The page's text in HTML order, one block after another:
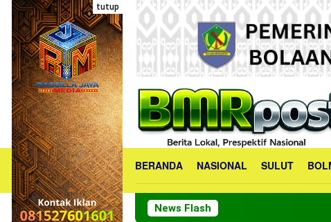
Loncat
konten
tutup
BERANDA NASIONAL SULUT
News Flash